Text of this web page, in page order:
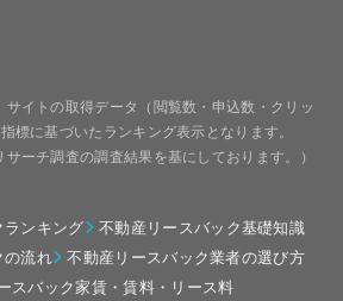
サイトの取得データ（閲覧数・申込数・クリッ
標に基づいたランキング表示となります。
サーチ調査の調査結果を基にしております。）
ランキング
不動産リースバック基礎知識
の流れ
不動産リースバック業者の選び方
スバック家賃・賃料・リース料